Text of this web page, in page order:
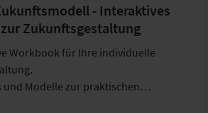
- Interaktives
Zukunftsgestaltung
Workbook für Ihre individuelle
und Modelle zur praktischen